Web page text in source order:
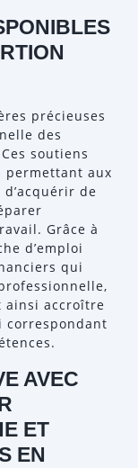
précieuses
des
soutiens
aux
de
Grâce à
d’emploi
qui
ainsi accroître
correspondant
AVEC
ET
EN